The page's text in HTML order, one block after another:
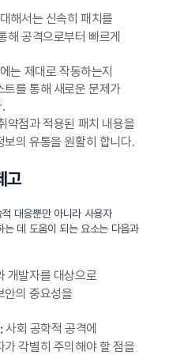
해서는 신속히 패치를
해 공격으로부터 빠르게
는 제대로 작동하는지
를 통해 새로운 문제가
약점과 적용된 패치 내용을
의 유통을 원활히 합니다.
고
대응뿐만 아니라 사용자
는 데 도움이 되는 요소는 다음과
개발자를 대상으로
안의 중요성을
사회 공학적 공격에
각별히 주의해야 할 점을